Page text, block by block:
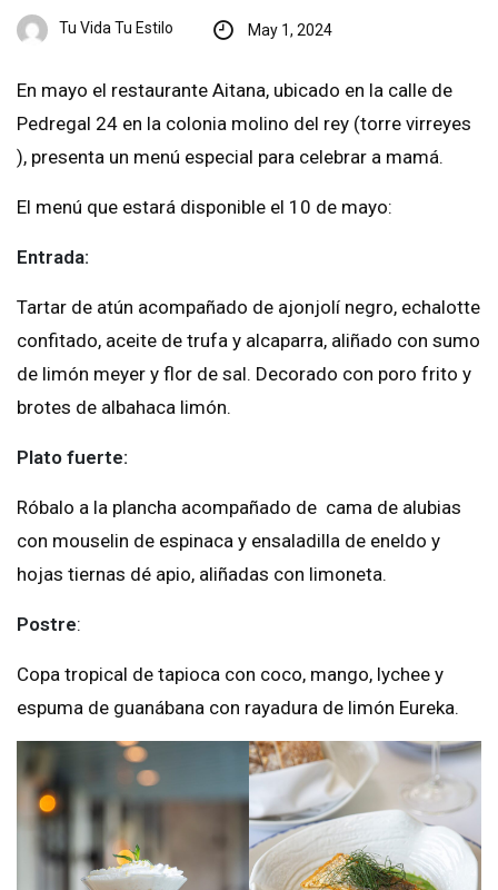
Tu Vida Tu Estilo May 1, 2024
En mayo el restaurante Aitana, ubicado en la calle de
Pedregal 24 en la colonia molino del rey (torre virreyes
), presenta un menú especial para celebrar a mamá.
El menú que estará disponible el 10 de mayo:
Entrada:
Tartar de atún acompañado de ajonjolí negro, echalotte
confitado, aceite de trufa y alcaparra, aliñado con sumo
de limón meyer y flor de sal. Decorado con poro frito y
brotes de albahaca limón.
Plato fuerte:
Róbalo a la plancha acompañado de cama de alubias
con mouselin de espinaca y ensaladilla de eneldo y
hojas tiernas dé apio, aliñadas con limoneta.
Postre:
Copa tropical de tapioca con coco, mango, lychee y
espuma de guanábana con rayadura de limón Eureka.